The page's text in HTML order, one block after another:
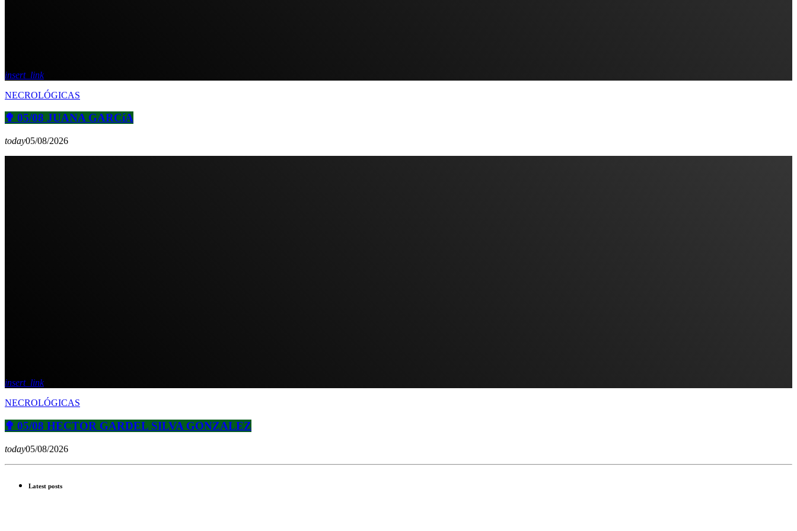
insert_link
NECROLÓGICAS
✟ 05/08 JUANA GARCíA
today05/08/2026
insert_link
NECROLÓGICAS
✟ 05/08 HECTOR GARDEL SILVA GONZALEZ
today05/08/2026
Latest posts